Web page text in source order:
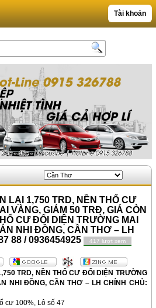
Tài khoản
LẠI 1,750 TRD, NỀN THỔ CƯ
VÀNG, GIẢM 50 TRĐ, GIÁ CÒN
CƯ ĐỐI DIỆN TRƯỜNG MAI
NHI ĐỒNG, CẦN THƠ – LH
88 / 0936454925
417 lượt xem
TRD, NỀN THỔ CƯ ĐỐI DIỆN TRƯỜNG
NHI ĐỒNG, CẦN THƠ – LH CHÍNH CHỦ:
cư 100%, Lô số 47